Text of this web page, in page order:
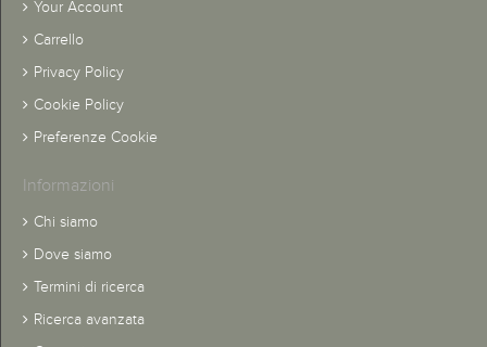
Your Account
Carrello
Privacy Policy
Cookie Policy
Preferenze Cookie
Informazioni
Chi siamo
Dove siamo
Termini di ricerca
Ricerca avanzata